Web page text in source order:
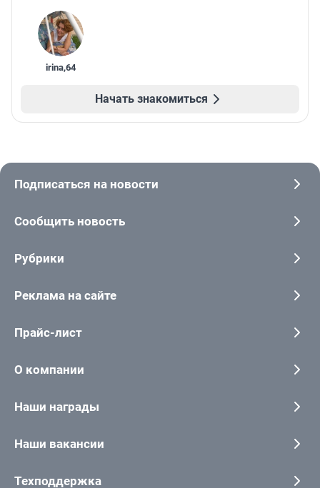
irina,64
Начать знакомиться
Подписаться на новости
Сообщить новость
Рубрики
Реклама на сайте
Прайс-лист
О компании
Наши награды
Наши вакансии
Техподдержка